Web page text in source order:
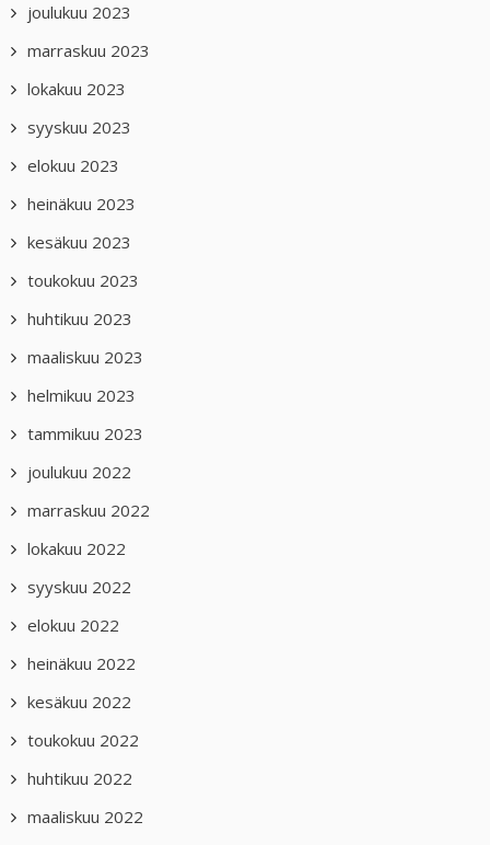
joulukuu 2023
marraskuu 2023
lokakuu 2023
syyskuu 2023
elokuu 2023
heinäkuu 2023
kesäkuu 2023
toukokuu 2023
huhtikuu 2023
maaliskuu 2023
helmikuu 2023
tammikuu 2023
joulukuu 2022
marraskuu 2022
lokakuu 2022
syyskuu 2022
elokuu 2022
heinäkuu 2022
kesäkuu 2022
toukokuu 2022
huhtikuu 2022
maaliskuu 2022